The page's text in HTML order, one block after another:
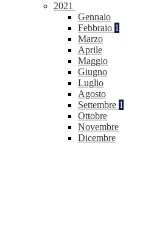
2021
Gennaio
Febbraio 1
Marzo
Aprile
Maggio
Giugno
Luglio
Agosto
Settembre 1
Ottobre
Novembre
Dicembre